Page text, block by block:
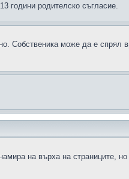
години родителско съгласие.
Собственика може да е спрял
на върха на страниците,